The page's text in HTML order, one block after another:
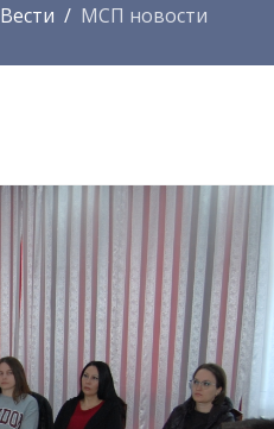
Вести МСП новости